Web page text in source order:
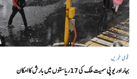
قومی خبریں
بہار اور یو پی سمیت ملک کی 17ریاستوں میں بارش کا امکان